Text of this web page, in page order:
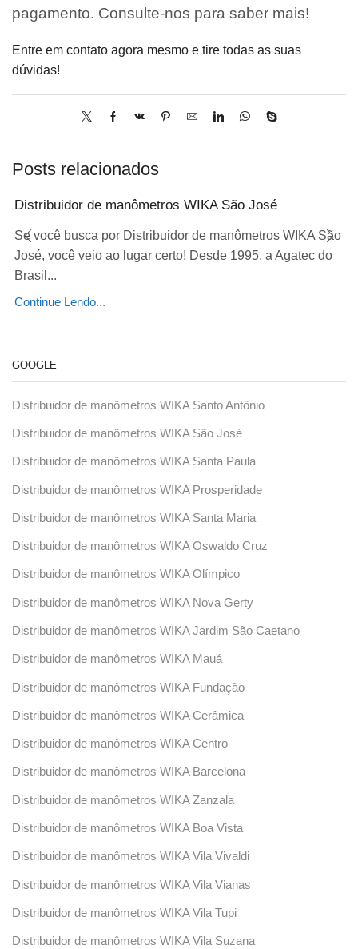
pagamento. Consulte-nos para saber mais!
Entre em contato agora mesmo e tire todas as suas
dúvidas!
Posts relacionados
Distribuidor de manômetros WIKA São José
Se você busca por Distribuidor de manômetros WIKA São
José, você veio ao lugar certo! Desde 1995, a Agatec do
Brasil...
Continue Lendo...
GOOGLE
Distribuidor de manômetros WIKA Santo Antônio
Distribuidor de manômetros WIKA São José
Distribuidor de manômetros WIKA Santa Paula
Distribuidor de manômetros WIKA Prosperidade
Distribuidor de manômetros WIKA Santa Maria
Distribuidor de manômetros WIKA Oswaldo Cruz
Distribuidor de manômetros WIKA Olímpico
Distribuidor de manômetros WIKA Nova Gerty
Distribuidor de manômetros WIKA Jardim São Caetano
Distribuidor de manômetros WIKA Mauá
Distribuidor de manômetros WIKA Fundação
Distribuidor de manômetros WIKA Cerâmica
Distribuidor de manômetros WIKA Centro
Distribuidor de manômetros WIKA Barcelona
Distribuidor de manômetros WIKA Zanzala
Distribuidor de manômetros WIKA Boa Vista
Distribuidor de manômetros WIKA Vila Vivaldi
Distribuidor de manômetros WIKA Vila Vianas
Distribuidor de manômetros WIKA Vila Tupi
Distribuidor de manômetros WIKA Vila Suzana